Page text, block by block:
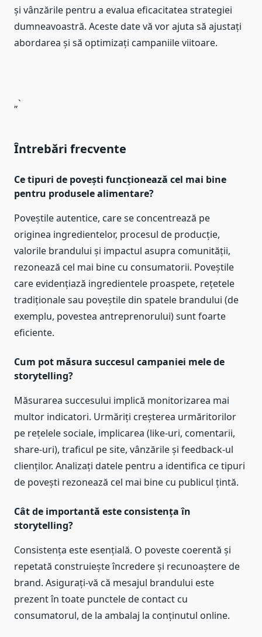
și vânzările pentru a evalua eficacitatea strategiei
dumneavoastră. Aceste date vă vor ajuta să ajustați
abordarea și să optimizați campaniile viitoare.
„`
Întrebări frecvente
Ce tipuri de povești funcționează cel mai bine
pentru produsele alimentare?
Poveștile autentice, care se concentrează pe
originea ingredientelor, procesul de producție,
valorile brandului și impactul asupra comunității,
rezonează cel mai bine cu consumatorii. Poveștile
care evidențiază ingredientele proaspete, rețetele
tradiționale sau poveștile din spatele brandului (de
exemplu, povestea antreprenorului) sunt foarte
eficiente.
Cum pot măsura succesul campaniei mele de
storytelling?
Măsurarea succesului implică monitorizarea mai
multor indicatori. Urmăriți creșterea urmăritorilor
pe rețelele sociale, implicarea (like-uri, comentarii,
share-uri), traficul pe site, vânzările și feedback-ul
clienților. Analizați datele pentru a identifica ce tipuri
de povești rezonează cel mai bine cu publicul țintă.
Cât de importantă este consistența în
storytelling?
Consistența este esențială. O poveste coerentă și
repetată construiește încredere și recunoaștere de
brand. Asigurați-vă că mesajul brandului este
prezent în toate punctele de contact cu
consumatorul, de la ambalaj la conținutul online.